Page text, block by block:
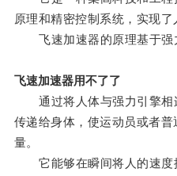
原理和精密控制系统，实现了
飞速加速器的原理基于强
飞速加速器用不了了
通过将人体与强力引擎相
传递给身体，使运动员或者
量。
它能够在瞬间将人的速度